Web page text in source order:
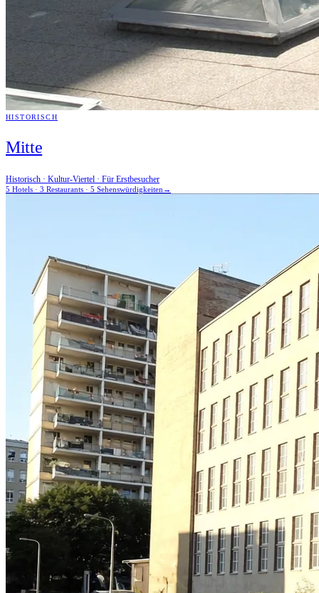
HISTORISCH
Mitte
Historisch · Kultur-Viertel · Für Erstbesucher
5 Hotels · 3 Restaurants · 5 Sehenswürdigkeiten →